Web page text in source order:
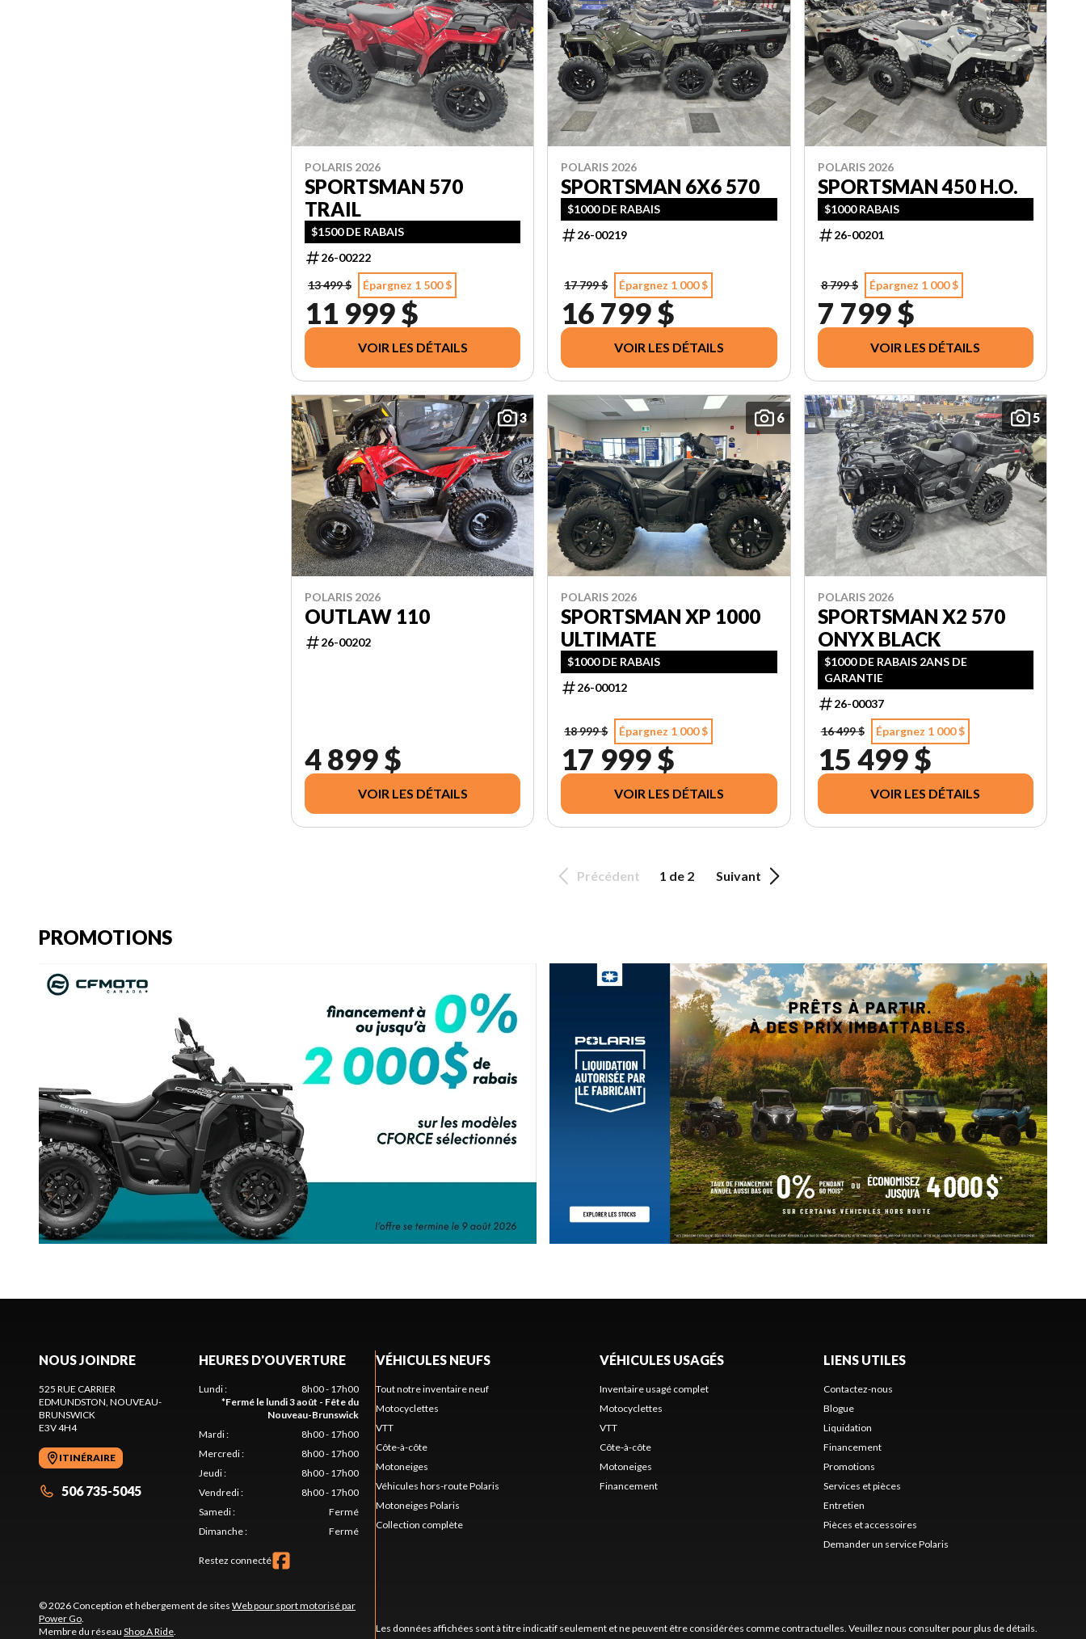
POLARIS 2026
SPORTSMAN 570
TRAIL
$1500 DE RABAIS
26-00222
13 499 $
Épargnez 1 500 $
11 999 $
VOIR LES DÉTAILS
POLARIS 2026
SPORTSMAN 6X6 570
$1000 DE RABAIS
26-00219
17 799 $ Épargnez 1 000 $
16 799 $
VOIR LES DÉTAILS
POLARIS 2026
SPORTSMAN 450 H.O.
$1000 RABAIS
26-00201
8 799 $ Épargnez 1 000 $
7 799 $
VOIR LES DÉTAILS
3
POLARIS 2026
OUTLAW 110
26-00202
4 899 $
VOIR LES DÉTAILS
6
POLARIS 2026
SPORTSMAN XP 1000
ULTIMATE
$1000 DE RABAIS
26-00012
18 999 $ Épargnez 1 000 $
17 999 $
VOIR LES DÉTAILS
5
POLARIS 2026
SPORTSMAN X2 570
ONYX BLACK
$1000 DE RABAIS 2ANS DE
GARANTIE
26-00037
16 499 $
Épargnez 1 000 $
15 499 $
VOIR LES DÉTAILS
Précédent 1 de 2 Suivant
PROMOTIONS
NOUS JOINDRE
525 RUE CARRIER
EDMUNDSTON , NOUVEAU-
BRUNSWICK
E3V 4H4
ITINÉRAIRE
506 735-5045
HEURES D'OUVERTURE
Lundi:
8h00 - 17h00
*Fermé le lundi 3 août - Fête du
Nouveau-Brunswick
Mardi:
8h00 - 17h00
Mercredi:
8h00 - 17h00
Jeudi:
8h00 - 17h00
Vendredi:
8h00 - 17h00
Samedi:
Fermé
Dimanche: Fermé
Restez connecté
© 2026 Conception et hébergement de sites Web pour sport motorisé par
Power Go
Membre du réseau Shop A Ride
VÉHICULES NEUFS
Tout notre inventaire neuf
Motocyclettes
VTT
Côte-à-côte
Motoneiges
Véhicules hors-route Polaris
Motoneiges Polaris
Collection complète
VÉHICULES USAGÉS
Inventaire usagé complet
Motocyclettes
VTT
Côte-à-côte
Motoneiges
Financement
LIENS UTILES
Contactez-nous
Blogue
Liquidation
Financement
Promotions
Services et pièces
Entretien
Pièces et accessoires
Demander un service Polaris
Les données affichées sont à titre indicatif seulement et ne peuvent être considérées comme contractuelles. Veuillez nous consulter pour plus de détails.